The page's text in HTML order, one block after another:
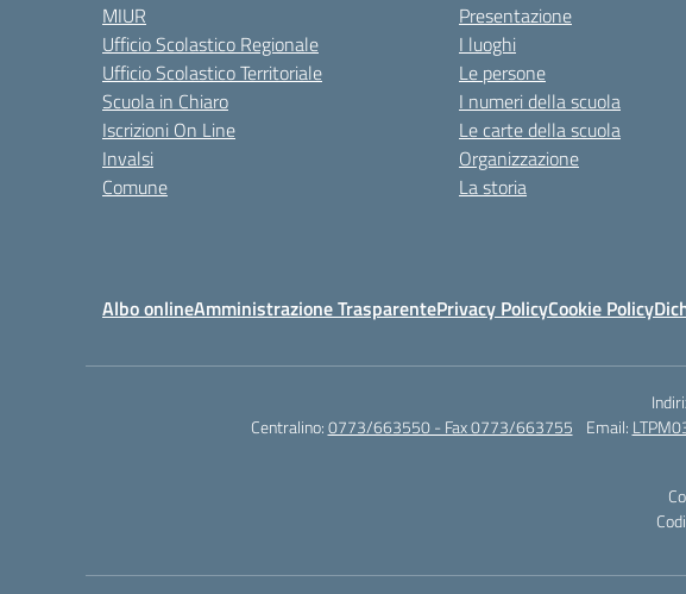
MIUR
Ufficio Scolastico Regionale
Ufficio Scolastico Territoriale
Scuola in Chiaro
Iscrizioni On Line
Invalsi
Comune
Presentazione
I luoghi
Le persone
I numeri della scuola
Le carte della scuola
Organizzazione
La storia
Albo onlineAmministrazione TrasparentePrivacy PolicyCookie Policy
Centralino:0773/663550 - Fax 0773/663755 Email: